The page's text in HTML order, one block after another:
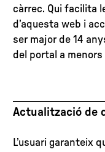
càrrec. Qui facilita
d’aquesta web i
ser major de 14
del portal a menors
Actualització de
L’usuari garanteix